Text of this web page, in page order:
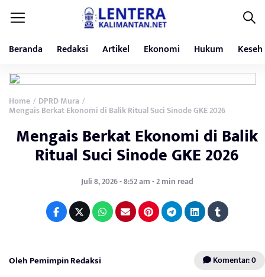
Beranda Redaksi Artikel Ekonomi Hukum
Home / DPRD Mura /
Mengais Berkat Ekonomi di Balik Ritual Suci Sinode GKE 2026
Mengais Berkat Ekonomi di Balik
Ritual Suci Sinode GKE 2026
Juli 8, 2026 - 8:52 am - 2 min read
Oleh Pemimpin Redaksi Komentar: 0